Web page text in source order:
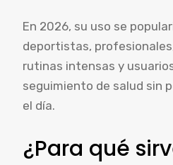
En 2026, su uso se
deportistas,
rutinas intensas y
seguimiento de salud sin
el día.
¿Para qué